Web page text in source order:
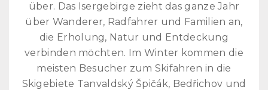
über. Das Isergebirge zieht das ganze Jahr
über Wanderer, Radfahrer und Familien an,
die Erholung, Natur und Entdeckung
verbinden möchten. Im Winter kommen die
meisten Besucher zum Skifahren in die
Skigebiete Tanvaldský Špičák, Bedřichov und